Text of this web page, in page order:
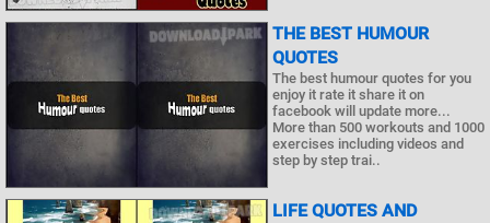
THE BEST HUMOUR
QUOTES
The best humour quotes for you
enjoy it rate it share it on
facebook will update more...
More than 500 workouts and 1000
exercises including videos and
step by step trai..
LIFE QUOTES AND